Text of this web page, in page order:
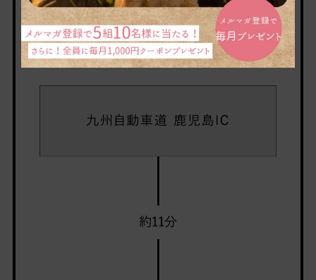
큐슈 자동차 도로 가고시마 IC 약 11분
NEXCO 서일본
https://www.w-nexco.co.kr/